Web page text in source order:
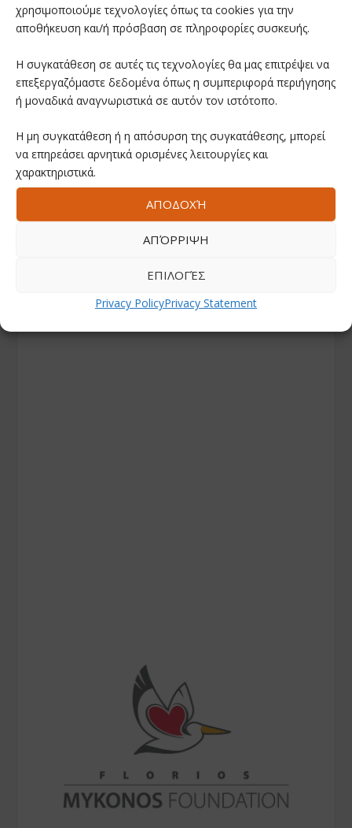
χρησιμοποιούμε τεχνολογίες όπως τα cookies για την
αποθήκευση και/ή πρόσβαση σε πληροφορίες συσκευής.
Η συγκατάθεση σε αυτές τις τεχνολογίες θα μας επιτρέψει να
επεξεργαζόμαστε δεδομένα όπως η συμπεριφορά περιήγησης
ή μοναδικά αναγνωριστικά σε αυτόν τον ιστότοπο.
Η μη συγκατάθεση ή η απόσυρση της συγκατάθεσης, μπορεί
να επηρεάσει αρνητικά ορισμένες λειτουργίες και
χαρακτηριστικά.
ΑΠΟΔΟΧΉ
ΑΠΌΡΡΙΨΗ
ΕΠΙΛΟΓΈΣ
Privacy PolicyPrivacy Statement